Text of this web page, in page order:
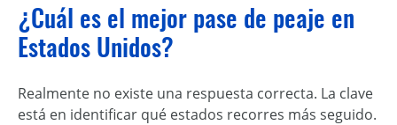
¿Cuál es el mejor pase de peaje en
Estados Unidos?
Realmente no existe una respuesta correcta. La clave
está en identificar qué estados recorres más seguido.